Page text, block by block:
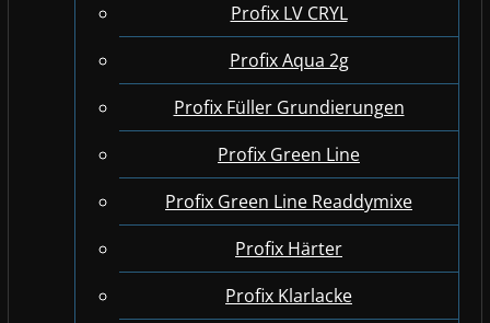
Profix LV CRYL
Profix Aqua 2g
Profix Füller Grundierungen
Profix Green Line
Profix Green Line Readdymixe
Profix Härter
Profix Klarlacke